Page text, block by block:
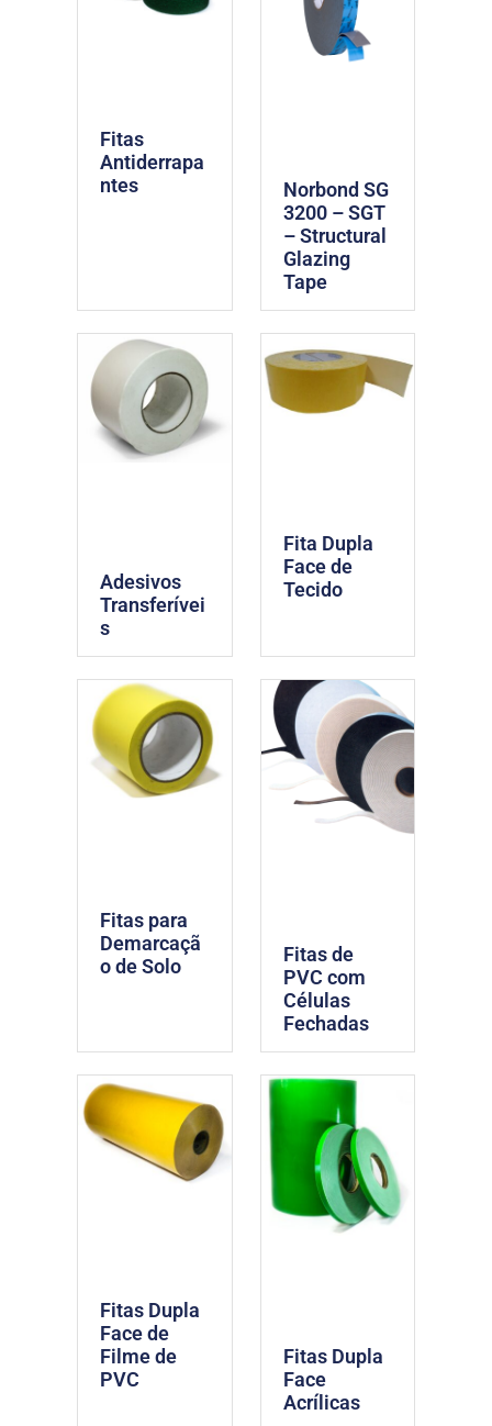
Fitas
Antiderrapa
ntes
Norbond SG
3200 – SGT
– Structural
Glazing
Tape
Adesivos
Transferívei
s
Fita Dupla
Face de
Tecido
Fitas para
Demarcaçã
o de Solo
Fitas de
PVC com
Células
Fechadas
Fitas Dupla
Face de
Filme de
PVC
Fitas Dupla
Face
Acrílicas